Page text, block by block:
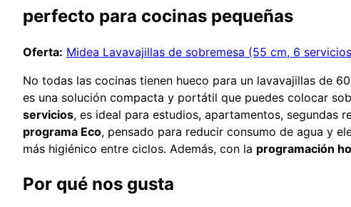
perfecto para cocinas pequeñas
Oferta: Midea Lavavajillas de sobremesa (55 cm, 6
No todas las cocinas tienen hueco para un lavavajillas de
es una solución compacta y portátil que puedes colocar
servicios, es ideal para estudios, apartamentos, segundas
programa Eco, pensado para reducir consumo de agua y
más higiénico entre ciclos. Además, con la programación
Por qué nos gusta